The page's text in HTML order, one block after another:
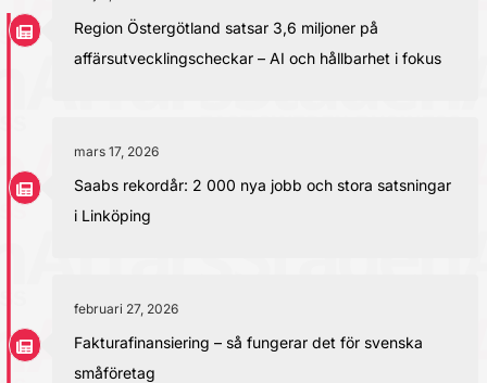
Region Östergötland satsar 3,6 miljoner på
affärsutvecklingscheckar – AI och hållbarhet i fokus
mars 17, 2026
Saabs rekordår: 2 000 nya jobb och stora satsningar
i Linköping
februari 27, 2026
Fakturafinansiering – så fungerar det för svenska
småföretag